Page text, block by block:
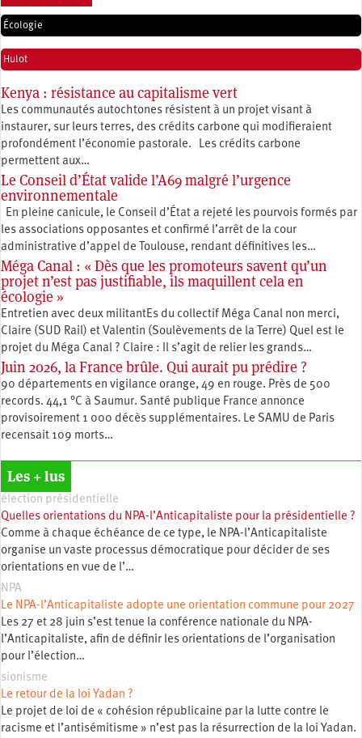
Écologie
Hulot
Kenya : résistance au capitalisme vert
Les communautés autochtones résistent à un projet visant à
instaurer, sur leurs terres, des crédits carbone qui modifieraient
profondément l’économie pastorale. Les crédits carbone
permettent aux…
Le Conseil d’État valide l’A69 malgré l’urgence
environnementale
En pleine canicule, le Conseil d’État a rejeté les pourvois formés par
les associations opposantes et confirmé l’arrêt de la cour
administrative d’appel de Toulouse, rendant définitives les…
Méga Canal : « Dès que les promoteurs savent qu’un
projet n’est pas justifiable, ils maquillent cela en
écologie »
Entretien avec deux militantEs du collectif Méga Canal non merci,
Claire (SUD Rail) et Valentin (Soulèvements de la Terre) Quel est le
projet du Méga Canal ? Claire : Il s’agit de relier les grands…
Juin 2026, la France brûle. Qui aurait pu prédire ?
90 départements en vigilance orange, 49 en rouge. Près de 500
records. 44,1 °C à Saumur. Santé publique France annonce
provisoirement 1 000 décès supplémentaires. Le SAMU de Paris
recensait 109 morts…
Les + lus
élection présidentielle
Quelles orientations du NPA-l’Anticapitaliste pour la présidentielle ?
Comme à chaque échéance de ce type, le NPA-l’Anticapitaliste
organise un vaste processus démocratique pour décider de ses
orientations en vue de l’…
NPA
Le NPA-l’Anticapitaliste adopte une orientation commune pour 2027
Les 27 et 28 juin s’est tenue la conférence nationale du NPA-
l’Anticapitaliste, afin de définir les orientations de l’organisation
pour l’élection…
sionisme
Le retour de la loi Yadan ?
Le projet de loi de « cohésion républicaine par la lutte contre le
racisme et l’antisémitisme » n’est pas la résurrection de la loi Yadan.